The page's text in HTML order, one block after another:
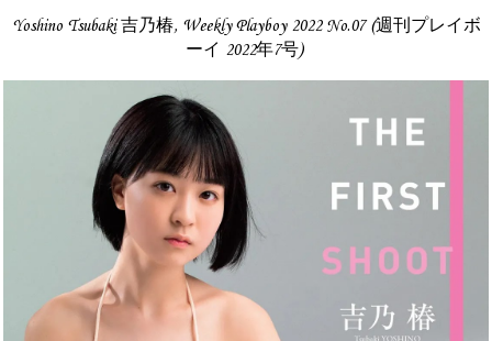
Yoshino Tsubaki 吉乃椿, Weekly Playboy 2022 No.07 (週刊プレイボ
ーイ 2022年7号)